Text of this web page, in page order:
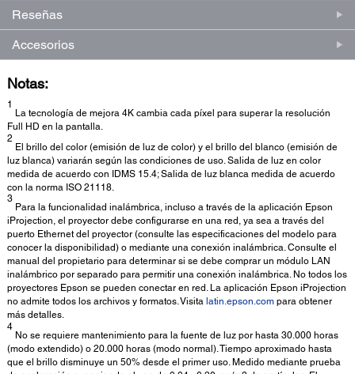
Reseñas
Accesorios
Notas:
1
La tecnología de mejora 4K cambia cada píxel para superar la resolución
Full HD en la pantalla.
2
El brillo del color (emisión de luz de color) y el brillo del blanco (emisión de
luz blanca) variarán según las condiciones de uso. Salida de luz en color
medida de acuerdo con IDMS 15.4; Salida de luz blanca medida de acuerdo
con la norma ISO 21118.
3
Para la funcionalidad inalámbrica, incluso a través de la aplicación Epson
iProjection, el proyector debe configurarse en una red, ya sea a través del
puerto Ethernet del proyector (consulte las especificaciones del modelo para
conocer la disponibilidad) o mediante una conexión inalámbrica. Consulte el
manual del propietario para determinar si se debe comprar un módulo LAN
inalámbrico por separado para permitir una conexión inalámbrica. No todos los
proyectores Epson se pueden conectar en red. La aplicación Epson iProjection
no admite todos los archivos y formatos. Visita latin.epson.com para obtener
más detalles.
4
No se requiere mantenimiento para la fuente de luz por hasta 30.000 horas
(modo extendido) o 20.000 horas (modo normal). Tiempo aproximado hasta
que el brillo disminuye un 50% desde el primer uso. Medido mediante prueba